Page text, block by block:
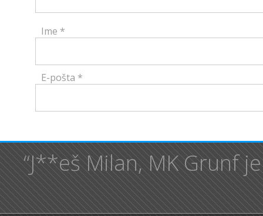
Ime *
E-pošta *
“J**eš Milan, MK Grunf